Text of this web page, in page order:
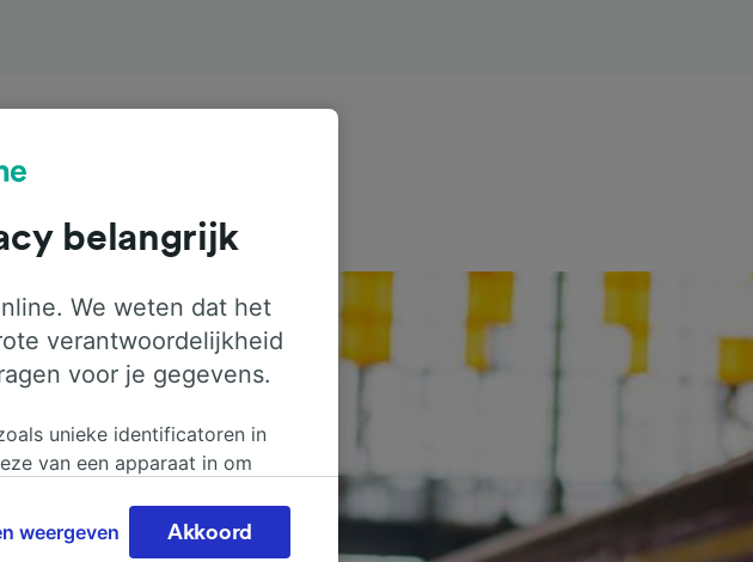
belangrijk
We weten dat het
verantwoordelijkheid
voor je gegevens.
unieke identificatoren in
van een apparaat in om
valt ook je recht om
de verwerking een beroep
weergeven Akkoord